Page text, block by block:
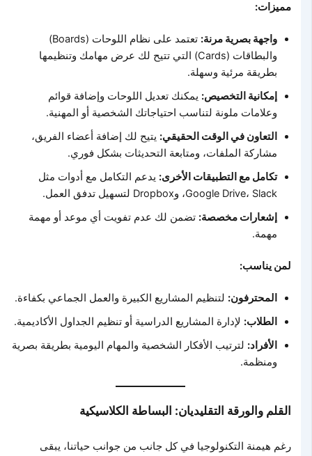
مميزات:
واجهة بصرية مرنة:
تعتمد على نظام اللوحات (Boards)
والبطاقات (Cards) التي تتيح لك عرض مهامك وتنظيمها
بطريقة مرئية وسهلة.
إمكانية التخصيص:يمكنك تعديل اللوحات وإضافة قوائم
وعلامات ملونة لتناسب احتياجاتك الشخصية أو المهنية.
التعاون في الوقت الحقيقي:يتيح لك إضافة أعضاء الفريق،
مشاركة الملفات، ومتابعة التحديثات بشكل فوري.
تكامل مع التطبيقات الأخرى:يدعم التكامل مع أدوات مثل
Google Drive، Slack، وDropbox لتسهيل تدفق العمل.
إشعارات مخصصة:تضمن لك عدم تفويت أي موعد أو مهمة
مهمة.
لمن يناسب:
المحترفون:لتنظيم المشاريع الكبيرة والعمل الجماعي بكفاءة.
الطلاب:لإدارة المشاريع الدراسية أو تنظيم الجداول الأكاديمية.
الأفراد:لترتيب الأفكار الشخصية والمهام اليومية بطريقة بصرية
ومنظمة.
القلم والورقة التقليديان: البساطة الكلاسيكية
رغم هيمنة التكنولوجيا في كل جانب من جوانب حياتنا، يبقى